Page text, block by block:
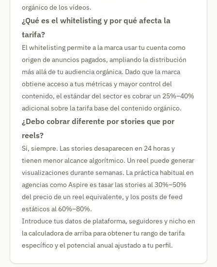
orgánico de los vídeos.
¿Qué es el whitelisting y por qué afecta la
tarifa?
El whitelisting permite a la marca usar tu cuenta como
origen de anuncios pagados, ampliando la distribución
más allá de tu audiencia orgánica. Dado que la marca
obtiene acceso a tus métricas y mayor control del
contenido, el estándar del sector es cobrar un 25%–40%
adicional sobre la tarifa base del contenido orgánico.
¿Debo cobrar diferente por stories que por
reels?
Sí, siempre. Las stories desaparecen en 24 horas y
tienen menor alcance algorítmico. Un reel puede generar
visualizaciones durante semanas. La práctica habitual en
agencias como Aspire es tasar las stories al 30%–50%
del precio de un reel equivalente, y los posts de feed
estáticos al 60%–80%.
Introduce tus datos de plataforma, seguidores y nicho en
la calculadora de arriba para obtener tu rango de tarifa
específico y el potencial anual ajustado a tu perfil.